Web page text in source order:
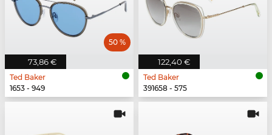
73,86 €
50 %
Ted Baker
1653 - 949
122,40 €
Ted Baker
391658 - 575